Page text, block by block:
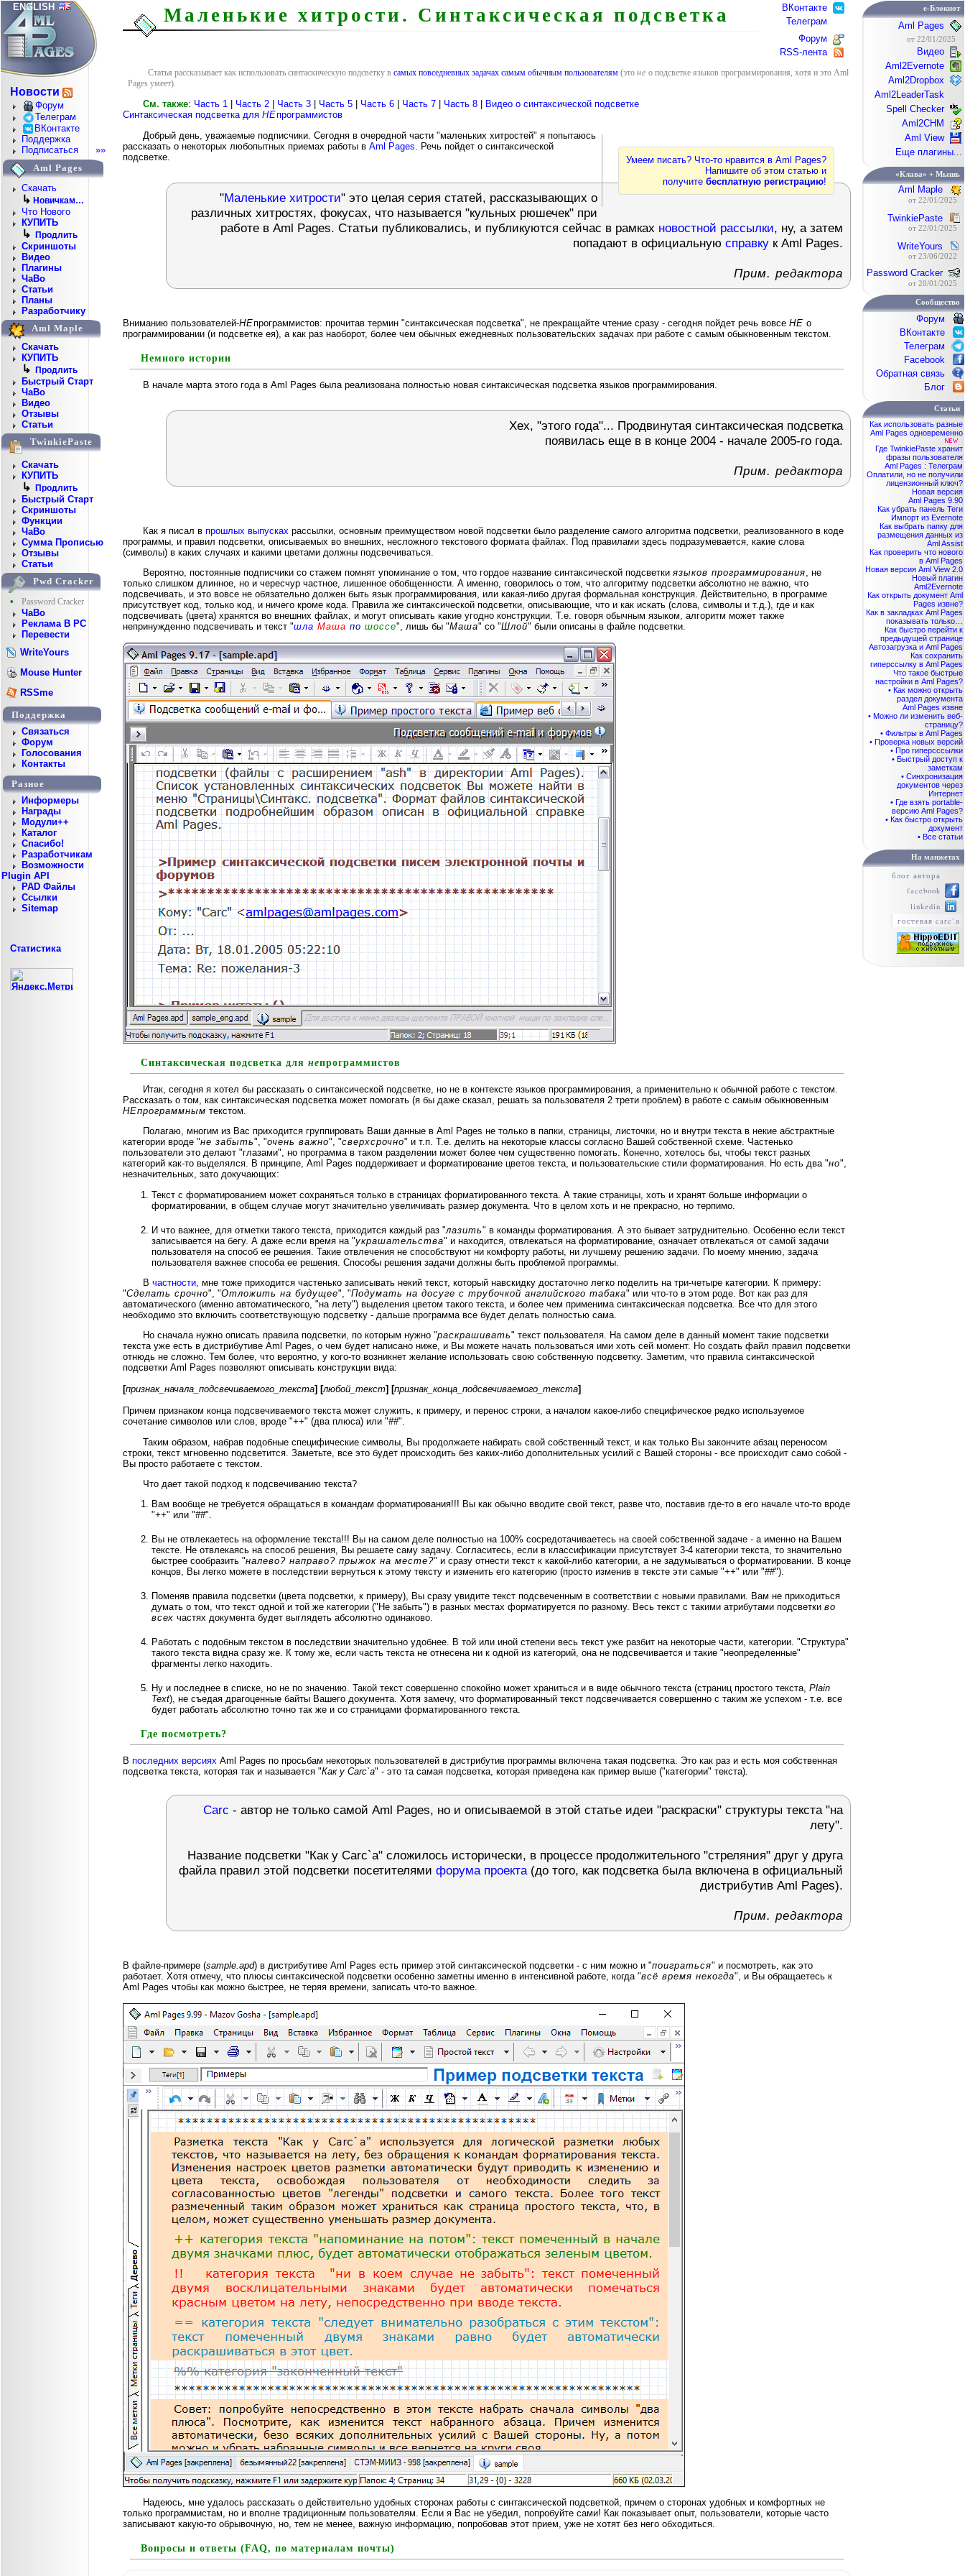
ENGLISH
Новости
Форум
Телеграм
ВКонтакте
Поддержка
Подписаться
»»
Aml Pages
Скачать
↳ Новичкам…
Что Нового
КУПИТЬ
↳ Продлить
Скриншоты
Видео
Плагины
ЧаВо
Статьи
Планы
Разработчику
Aml Maple
Скачать
КУПИТЬ
↳ Продлить
Быстрый Старт
ЧаВо
Видео
Отзывы
Статьи
TwinkiePaste
Скачать
КУПИТЬ
↳ Продлить
Быстрый Старт
Скриншоты
Функции
ЧаВо
Сумма Прописью
Отзывы
Статьи
Pwd Cracker
•
Password Cracker
ЧаВо
Реклама В PC
Перевести
WriteYours
Mouse Hunter
RSSme
Поддержка
Cвязаться
Форум
Голосования
Контакты
Разное
Информеры
Награды
Модули++
Каталог
Спасибо!
Разработчикам
Возможности
Plugin API
PAD Файлы
Ссылки
Sitemap
Статистика
Маленькие хитрости. Синтаксическая подсветка
ВКонтакте
Телеграм
Форум
RSS-лента
Статья рассказывает как использовать синтаскическую подсветку в самых повседневных задачах самым обычным пользователям (это не о подсветке языков программирования, хотя и это Aml
Pages умеет).
См. также: Часть 1 Часть 2 Часть 3 Часть 5 Часть 6 Часть 7 Часть 8
Видео о синтаксической подсветке
Синтаксическая подсветка для НЕпрограммистов
Умеем писать? Что-то нравится в Aml Pages?
Напишите об этом статью и
получите бесплатную регистрацию!
Добрый день, уважаемые подписчики. Сегодня в очередной части "маленьких хитростей" я попытаюсь
рассказать о некоторых любопытных приемах работы в Aml Pages . Речь пойдет о синтаксической
подсветке.
"Маленькие хитрости" это целая серия статей, рассказывающих о
различных хитростях, фокусах, что называется "кульных рюшечек" при
работе в Aml Pages. Статьи публиковались, и публикуются сейчас в рамках новостной рассылки, ну, а затем
попадают в официальную справку к Aml Pages.
Прим. редактора
Вниманию пользователей-НЕпрограммистов: прочитав термин "синтаксическая подсветка", не прекращайте чтение сразу - сегодня пойдет речь вовсе НЕ о
программировании (и подсветке ея), а как раз наоборот, более чем обычных ежедневных пользовательских задачах при работе с самым обыкновенным текстом.
Немного истории
В начале марта этого года в Aml Pages была реализована полностью новая синтаксическая подсветка языков программирования.
Хех, "этого года"... Продвинутая синтаксическая подсветка
появилась еще в в конце 2004 - начале 2005-го года.
Прим. редактора
Как я писал в прошлых выпусках рассылки, основным преимуществом новой подсветки было разделение самого алгоритма подсветки, реализованного в коде
программы, и правил подсветки, описываемых во внешних, несложного текстового формата файлах. Под правилами здесь подразумевается, какие слова
(символы) в каких случаях и какими цветами должны подсвечиваться.
Вероятно, постоянные подписчики со стажем помнят упоминание о том, что гордое название синтаксической подсветки языков программирования , не
только слишком длинное, но и чересчур частное, лишенное обобщенности. А именно, говорилось о том, что алгоритму подсветки абсолютно не важно, что
подсвечивать, и это вовсе не обязательно должен быть язык программирования, или какая-либо другая формальная конструкция. Действительно, в программе
присутствует код, только код, и ничего кроме кода. Правила же синтаксической подсветки, описывающие, что и как искать (слова, символы и т.д.), где и как
подсвечивать (цвета) хранятся во внешних файлах, и могут описывать какие угодно конструкции. Т.е. говоря обычным языком, алгоритм может также
непринужденно подсвечивать и текст "шла Маша по шоссе", лишь бы "Маша" со "Шлой" были описаны в файле подсветки.
Синтаксическая подсветка для непрограммистов
Итак, сегодня я хотел бы рассказать о синтаксической подсветке, но не в контексте языков программирования, а применительно к обычной работе с текстом.
Рассказать о том, как синтаксическая подсветка может помогать (я бы даже сказал, решать за пользователя 2 трети проблем) в работе с самым обыкновенным
НЕпрограммным текстом.
Полагаю, многим из Вас приходится группировать Ваши данные в Aml Pages не только в папки, страницы, листочки, но и внутри текста в некие абстрактные
категории вроде "не забыть", "очень важно", "сверхсрочно" и т.п. Т.е. делить на некоторые классы согласно Вашей собственной схеме. Частенько
пользователи это делают "глазами", но программа в таком разделении может более чем существенно помогать. Конечно, хотелось бы, чтобы текст разных
категорий как-то выделялся. В принципе, Aml Pages поддерживает и форматирование цветов текста, и пользовательские стили форматирования. Но есть два "но",
незначительных, зато докучающих:
Текст с форматированием может сохраняться только в страницах форматированного текста. А такие страницы, хоть и хранят больше информации о
форматировании, в общем случае могут значительно увеличивать размер документа. Что в целом хоть и не прекрасно, но терпимо.
И что важнее, для отметки такого текста, приходится каждый раз "лазить" в команды форматирования. А это бывает затруднительно. Особенно если текст
записывается на бегу. А даже если время на "украшательства" и находится, отвлекаться на форматирование, означает отвлекаться от самой задачи
пользователя на способ ее решения. Такие отвлечения не способствуют ни комфорту работы, ни лучшему решению задачи. По моему мнению, задача
пользователя важнее способа ее решения. Способы решения задачи должны быть проблемой программы.
В частности , мне тоже приходится частенько записывать некий текст, который навскидку достаточно легко поделить на три-четыре категории. К примеру:
"Сделать срочно", "Отложить на будущее", "Подумать на досуге с трубочкой английского табака" или что-то в этом роде. Вот как раз для
автоматического (именно автоматического, "на лету") выделения цветом такого текста, и более чем применима синтаксическая подсветка. Все что для этого
необходимо это включить соответствующую подсветку - дальше программа все будет делать полностью сама.
Но сначала нужно описать правила подсветки, по которым нужно "раскрашивать" текст пользователя. На самом деле в данный момент такие подсветки
текста уже есть в дистрибутиве Aml Pages, о чем будет написано ниже, и Вы можете начать пользоваться ими хоть сей момент. Но создать файл правил подсветки
отнюдь не сложно. Тем более, что вероятно, у кого-то возникнет желание использовать свою собственную подсветку. Заметим, что правила синтаксической
подсветки Aml Pages позволяют описывать конструкции вида:
[признак_начала_подсвечиваемого_текста] [любой_текст] [признак_конца_подсвечиваемого_текста]
Причем признаком конца подсвечиваемого текста может служить, к примеру, и перенос строки, а началом какое-либо специфическое редко используемое
сочетание символов или слов, вроде "++" (два плюса) или "##".
Таким образом, набрав подобные специфические символы, Вы продолжаете набирать свой собственный текст, и как только Вы закончите абзац переносом
строки, текст мгновенно подсветится. Заметьте, все это будет происходить без каких-либо дополнительных усилий с Вашей стороны - все происходит само собой -
Вы просто работаете с текстом.
Что дает такой подход к подсвечиванию текста?
Вам вообще не требуется обращаться в командам форматирования!!! Вы как обычно вводите свой текст, разве что, поставив где-то в его начале что-то вроде
"++" или "##".
Вы не отвлекаетесь на оформление текста!!! Вы на самом деле полностью на 100% сосредотачиваетесь на своей собственной задаче - а именно на Вашем
тексте. Не отвлекаясь на способ решения, Вы решаете саму задачу. Согласитесь, если в классификации присутствует 3-4 категории текста, то значительно
быстрее сообразить "налево? направо? прыжок на месте?" и сразу отнести текст к какой-либо категории, а не задумываться о форматировании. В конце
концов, Вы легко можете в последствии вернуться к этому тексту и изменить его категорию (просто изменив в тексте эти самые "++" или "##").
Поменяв правила подсветки (цвета подсветки, к примеру), Вы сразу увидите текст подсвеченным в соответствии с новыми правилами. Вам не приходиться
думать о том, что текст одной и той же категории ("Не забыть") в разных местах форматируется по разному. Весь текст с такими атрибутами подсветки во
всех частях документа будет выглядеть абсолютно одинаково.
Работать с подобным текстом в последствии значительно удобнее. В той или иной степени весь текст уже разбит на некоторые части, категории. "Структура"
такого текста видна сразу же. К тому же, если часть текста не отнесена ни к одной из категорий, она не подсвечивается и такие "неопределенные"
фрагменты легко находить.
Ну и последнее в списке, но не по значению. Такой текст совершенно спокойно может храниться и в виде обычного текста (страниц простого текста, Plain
Text), не съедая драгоценные байты Вашего документа. Хотя замечу, что форматированный текст подсвечивается совершенно с таким же успехом - т.е. все
будет работать абсолютно точно так же и со страницами форматированного текста.
Где посмотреть?
В последних версиях Aml Pages по просьбам некоторых пользователей в дистрибутив программы включена такая подсветка. Это как раз и есть моя собственная
подсветка текста, которая так и называется "Как у Carc`а" - это та самая подсветка, которая приведена как пример выше ("категории" текста).
Carc - автор не только самой Aml Pages, но и описываемой в этой статье идеи "раскраски" структуры текста "на
лету".
Название подсветки "Как у Carc`а" сложилось исторически, в процессе продолжительного "стреляния" друг у друга
файла правил этой подсветки посетителями форума проекта(до того, как подсветка была включена в официальный
дистрибутив Aml Pages).
Прим. редактора
В файле-примере (sample.apd) в дистрибутиве Aml Pages есть пример этой синтаксической подсветки - с ним можно и "поиграться" и посмотреть, как это
работает. Хотя отмечу, что плюсы синтаксической подсветки особенно заметны именно в интенсивной работе, когда "всё время некогда", и Вы обращаетесь к
Aml Pages чтобы как можно быстрее, не теряя времени, записать что-то важное.
Надеюсь, мне удалось рассказать о действительно удобных сторонах работы с синтаксической подсветкой, причем о сторонах удобных и комфортных не
только программистам, но и вполне традиционным пользователям. Если я Вас не убедил, попробуйте сами! Как показывает опыт, пользователи, которые часто
записывают какую-то обрывочную, но, тем не менее, важную информацию, попробовав этот прием, уже не хотят без него обходиться.
Вопросы и ответы (FAQ, по материалам почты)
e-Блокнот
Aml Pages
от 22/01/2025
Видео
Aml2Evernote
Aml2Dropbox
Aml2LeaderTask
Spell Checker
Aml2CHM
Aml View
Еще плагины...
«Клава» + Мышь
Aml Maple
от 22/01/2025
TwinkiePaste
от 22/01/2025
WriteYours
от 23/06/2022
Password Cracker
от 20/01/2025
Сообщество
Форум
ВКонтакте
Телеграм
Facebook
Обратная связь
Блог
Статьи
Как использовать разные
Aml Pages одновременно
Где TwinkiePaste хранит
фразы пользователя
Aml Pages : Телеграм
Оплатили, но не получили
лицензионный ключ?
Новая версия
Aml Pages 9.90
Как убрать панель Теги
Импорт из Evernote
Как выбрать папку для
размещения данных из
Aml Assist
Как проверить что нового
в Aml Pages
Новая версия Aml View 2.0
Новый плагин
Aml2Evernote
Как открыть документ Aml
Pages извне?
Как в закладках Aml Pages
показывать только…
Как быстро перейти к
предыдущей странице
Автозагрузка и Aml Pages
Как сохранить
гиперссылку в Aml Pages
Что такое быстрые
настройки в Aml Pages?
• Как можно открыть
раздел документа
Aml Pages извне
• Можно ли изменить веб-
страницу?
• Фильтры в Aml Pages
• Проверка новых версий
• Про гиперсссылки
• Быстрый доступ к
заметкам
• Синхронизация
документов через
Интернет
• Где взять portable-
версию Aml Pages?
• Как быстро открыть
документ
• Все статьи
На манжетах
блог автора
facebook
linkedin
гостевая carc`а